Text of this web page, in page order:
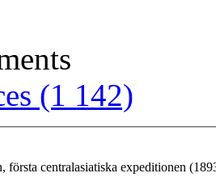
(1 142)
första centralasiatiska expeditionen